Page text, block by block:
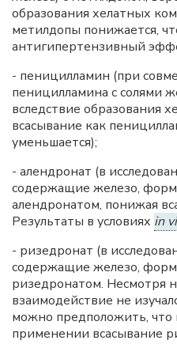
образования хелатных
метилдопы понижается,
антигипертензивный
- пеницилламин (при
пеницилламина с солями
вследствие образования
всасывание как
уменьшается);
- алендронат (в
содержащие железо,
алендронатом, понижая
Результаты в условиях in
- ризедронат (в
содержащие железо,
ризедронатом. Несмотря
взаимодействие не
можно предположить, что
применении всасывание